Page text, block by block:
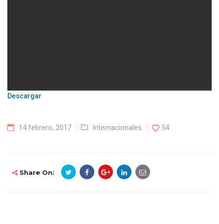
Descargar
14 febrero, 2017 Internacionales 54
Share On: